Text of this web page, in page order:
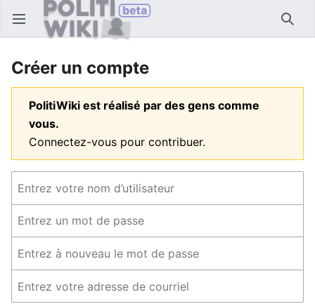
Ouvrir le menu principal
Créer un compte
PolitiWiki est réalisé par des gens comme
vous.
Connectez-vous pour contribuer.